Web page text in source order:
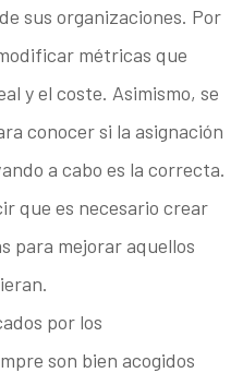
sus organizaciones. Por
métricas que
y el coste. Asimismo, se
conocer si la asignación
a cabo es la correcta.
que es necesario crear
para mejorar aquellos
por los
son bien acogidos